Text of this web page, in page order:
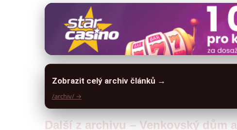
Zobrazit celý archiv článků →
/archiv/ →
Další z archivu – Venkovský dům